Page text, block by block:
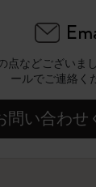
点などございま
ールでご連絡く
問い合わせ